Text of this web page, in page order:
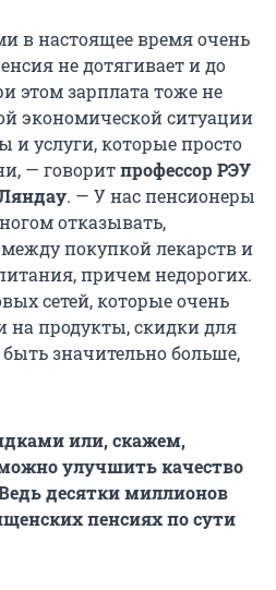
в настоящее время очень
не дотягивает и до
этом зарплата тоже не
экономической ситуации
услуги, которые просто
— говоритпрофессор РЭУ
. — У нас пенсионеры
отказывать,
покупкой лекарств и
причем недорогих.
сетей, которые очень
на продукты, скидки для
значительно больше,
или, скажем,
улучшить качество
десятки миллионов
пенсиях по сути